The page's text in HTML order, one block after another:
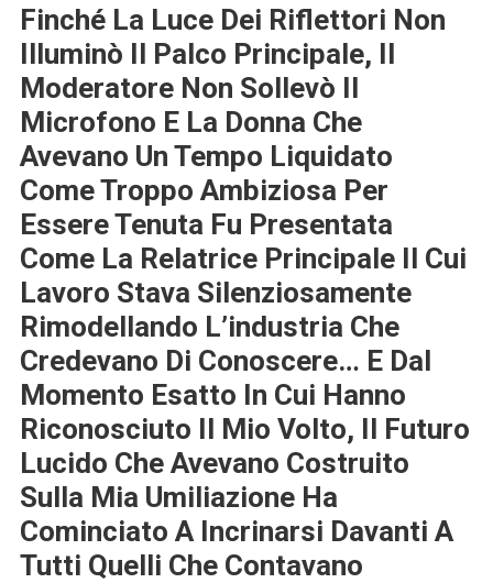
Finché La Luce Dei Riflettori Non
Illuminò Il Palco Principale, Il
Moderatore Non Sollevò Il
Microfono E La Donna Che
Avevano Un Tempo Liquidato
Come Troppo Ambiziosa Per
Essere Tenuta Fu Presentata
Come La Relatrice Principale Il Cui
Lavoro Stava Silenziosamente
Rimodellando L’industria Che
Credevano Di Conoscere… E Dal
Momento Esatto In Cui Hanno
Riconosciuto Il Mio Volto, Il Futuro
Lucido Che Avevano Costruito
Sulla Mia Umiliazione Ha
Cominciato A Incrinarsi Davanti A
Tutti Quelli Che Contavano